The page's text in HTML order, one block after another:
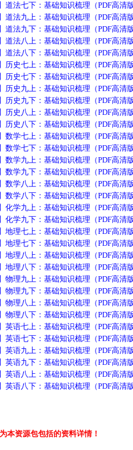
法七下：基础知识梳理（PDF高清版
法九上：基础知识梳理（PDF高清版
法九下：基础知识梳理（PDF高清版
法八上：基础知识梳理（PDF高清版
法八下：基础知识梳理（PDF高清版
史七上：基础知识梳理（PDF高清版
史七下：基础知识梳理（PDF高清版
史九上：基础知识梳理（PDF高清版
史九下：基础知识梳理（PDF高清版
史八上：基础知识梳理（PDF高清版
史八下：基础知识梳理（PDF高清版
学七上：基础知识梳理（PDF高清版
学七下：基础知识梳理（PDF高清版
学九上：基础知识梳理（PDF高清版
学九下：基础知识梳理（PDF高清版
学八上：基础知识梳理（PDF高清版
学八下：基础知识梳理（PDF高清版
学九上：基础知识梳理（PDF高清版
学九下：基础知识梳理（PDF高清版
理七上：基础知识梳理（PDF高清版
理七下：基础知识梳理（PDF高清版
理八上：基础知识梳理（PDF高清版
理八下：基础知识梳理（PDF高清版
理九上：基础知识梳理（PDF高清版
理九下：基础知识梳理（PDF高清版
理八上：基础知识梳理（PDF高清版
理八下：基础知识梳理（PDF高清版
语七上：基础知识梳理（PDF高清版
语七下：基础知识梳理（PDF高清版
语九上：基础知识梳理（PDF高清版
语九下：基础知识梳理（PDF高清版
语八上：基础知识梳理（PDF高清版
语八下：基础知识梳理（PDF高清版
本资源包包括的资料详情！